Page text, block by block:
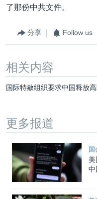
了那份中共文件。
分享 Follow us
相关内容
国际特赦组织要求中国释放
更多报道
国
中